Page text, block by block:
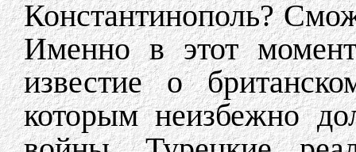
Константинополь?
Именно в этот
известие о
которым неизбежно